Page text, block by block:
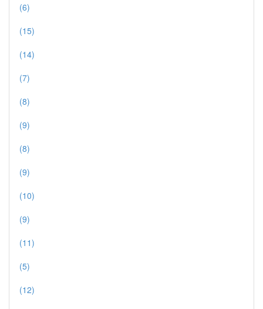
(6)
(15)
(14)
(7)
(8)
(9)
(8)
(9)
(10)
(9)
(11)
(5)
(12)